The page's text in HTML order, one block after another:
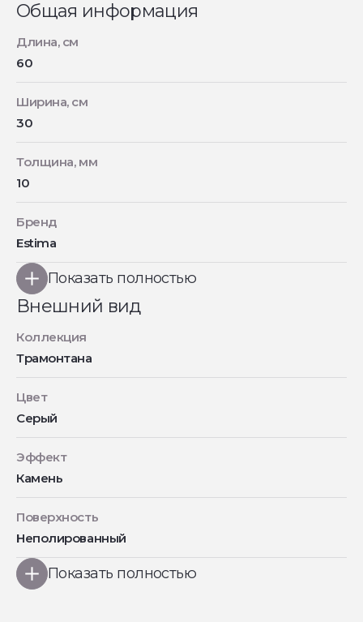
Общая информация
Длина, см
60
Ширина, см
30
Толщина, мм
10
Бренд
Estima
Показать полностью
Внешний вид
Коллекция
Трамонтана
Цвет
Серый
Эффект
Камень
Поверхность
Неполированный
Показать полностью